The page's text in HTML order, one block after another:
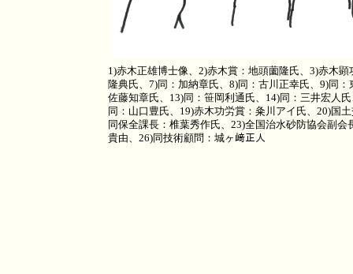
1)赤木正雄博士像、2)赤木賞：地頭薗隆氏、3)赤木
隆典氏、7)同：加納章氏、8)同：古川正幸氏、9)同
佐藤知章氏、13)同：笹岡利通氏、14)同：三井宏人
同：山口豊氏、19)赤木功労賞：粂川アイ氏、20)国
同保全課長：椎葉秀作氏、23)全国治水砂防協会副
貴由、26)同技術顧問：城ヶ﨑正人